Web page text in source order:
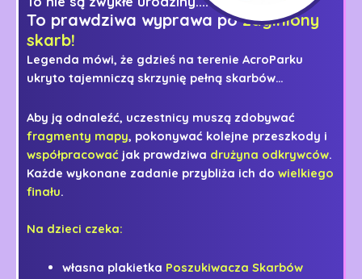
To prawdziwa wyprawa pozaginiony
skarb!
Legenda mówi, że gdzieś na terenie AcroParku
ukryto tajemniczą skrzynię pełną skarbów…
Aby ją odnaleźć, uczestnicy muszą zdobywać
fragmenty mapy, pokonywać kolejne przeszkody i
współpracować jak prawdziwa drużyna odkrywców.
Każde wykonane zadanie przybliża ich do wielkiego
finału.
Na dzieci czeka:
własna plakietka Poszukiwacza Skarbów